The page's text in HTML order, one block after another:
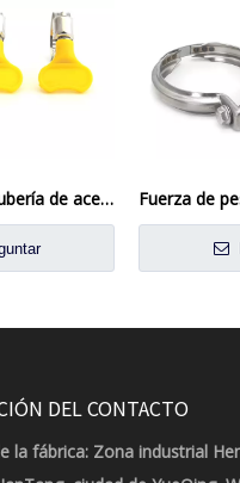
Abrazadera de tubería de acero inoxidable de estilo americano con mango de plástico
DEL CONTACTO
la fábrica: Zona industrial